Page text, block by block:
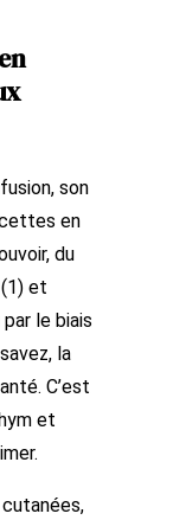
son
en
du
(1)et
le biais
la
C’est
et